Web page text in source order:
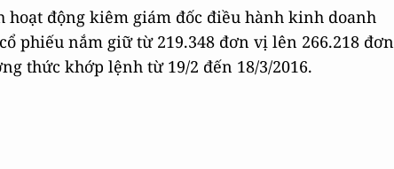
hoạt động kiêm giám đốc điều hành kinh doanh
phiếu nắm giữ từ 219.348 đơn vị lên 266.218 đơn
thức khớp lệnh từ 19/2 đến 18/3/2016.